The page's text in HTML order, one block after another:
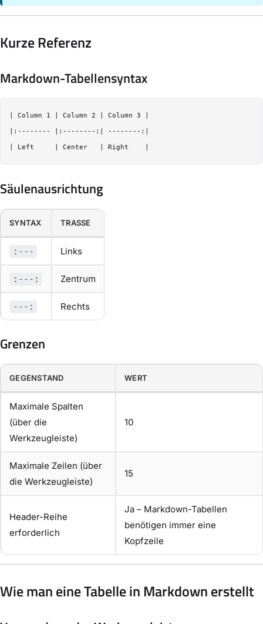
Kurze Referenz
Markdown-Tabellensyntax
| Column 1 | Column 2 | Column 3 |
|:-------- |:--------:| --------:|
Säulenausrichtung
SYNTAX TRASSE
:--- Links
:---: Zentrum
---: Rechts
Grenzen
GEGENSTAND WERT
Maximale Spalten
(über die
Werkzeugleiste)
10
Maximale Zeilen (über
die Werkzeugleiste)
15
Header-Reihe
erforderlich
Ja – Markdown-Tabellen
benötigen immer eine
Kopfzeile
Wie man eine Tabelle in Markdown erstellt